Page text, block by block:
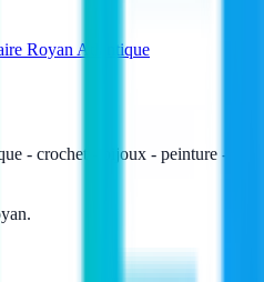
Royan Atlantique
- crochet - bijoux - peinture -